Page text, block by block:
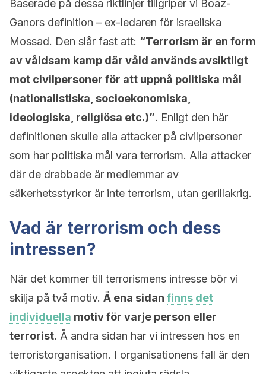
Baserade på dessa riktlinjer tillgriper vi Boaz-
Ganors definition – ex-ledaren för israeliska
Mossad. Den slår fast att: “Terrorism är en form
av våldsam kamp där våld används avsiktligt
mot civilpersoner för att uppnå politiska mål
(nationalistiska, socioekonomiska,
ideologiska, religiösa etc.)”. Enligt den här
definitionen skulle alla attacker på civilpersoner
som har politiska mål vara terrorism. Alla attacker
där de drabbade är medlemmar av
säkerhetsstyrkor är inte terrorism, utan gerillakrig.
Vad är terrorism och dess
intressen?
När det kommer till terrorismens intresse bör vi
skilja på två motiv. Å ena sidan finns det
individuella motiv för varje person eller
terrorist. Å andra sidan har vi intressen hos en
terroristorganisation. I organisationens fall är den